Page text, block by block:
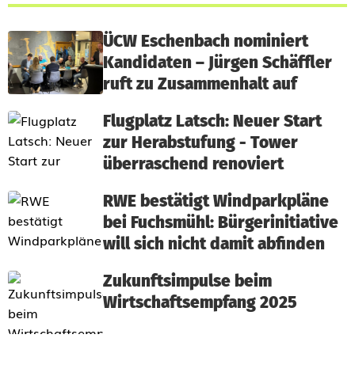
ÜCW Eschenbach nominiert
Kandidaten – Jürgen Schäffler
ruft zu Zusammenhalt auf
Flugplatz Latsch: Neuer Start
zur Herabstufung - Tower
überraschend renoviert
RWE bestätigt Windparkpläne
bei Fuchsmühl: Bürgerinitiative
will sich nicht damit abfinden
Zukunftsimpulse beim
Wirtschaftsempfang 2025